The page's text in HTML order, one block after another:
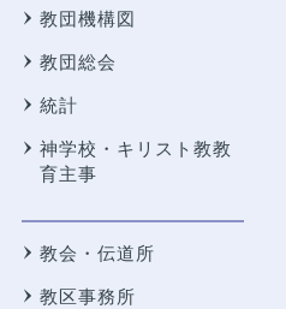
教団機構図
教団総会
統計
神学校・キリスト教教
育主事
教会・伝道所
教区事務所